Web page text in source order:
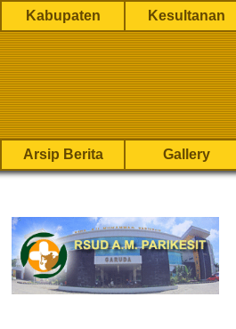
Kabupaten Kesultanan
Arsip Berita Gallery